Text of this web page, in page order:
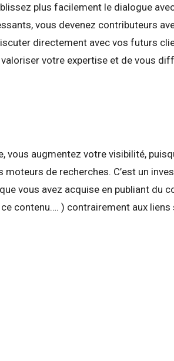
plus facilement le dialogue
vous devenez contributeurs
directement avec vos futurs
votre expertise et de vous
vous augmentez votre visibilité,
de recherches. C’est un
vous avez acquise en publiant du
contenu…. ) contrairement aux